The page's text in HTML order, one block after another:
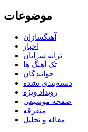
موضوعات
آهنگسازان
اخبار
ترانه سرایان
تک آهنگ ها
خوانندگان
دسته‌بندی نشده
رویداد ویژه
صفحه موسیقی
متفرقه
مقاله و تحلیل